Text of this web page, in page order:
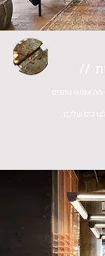
אנחנו נותנים
שלכם.